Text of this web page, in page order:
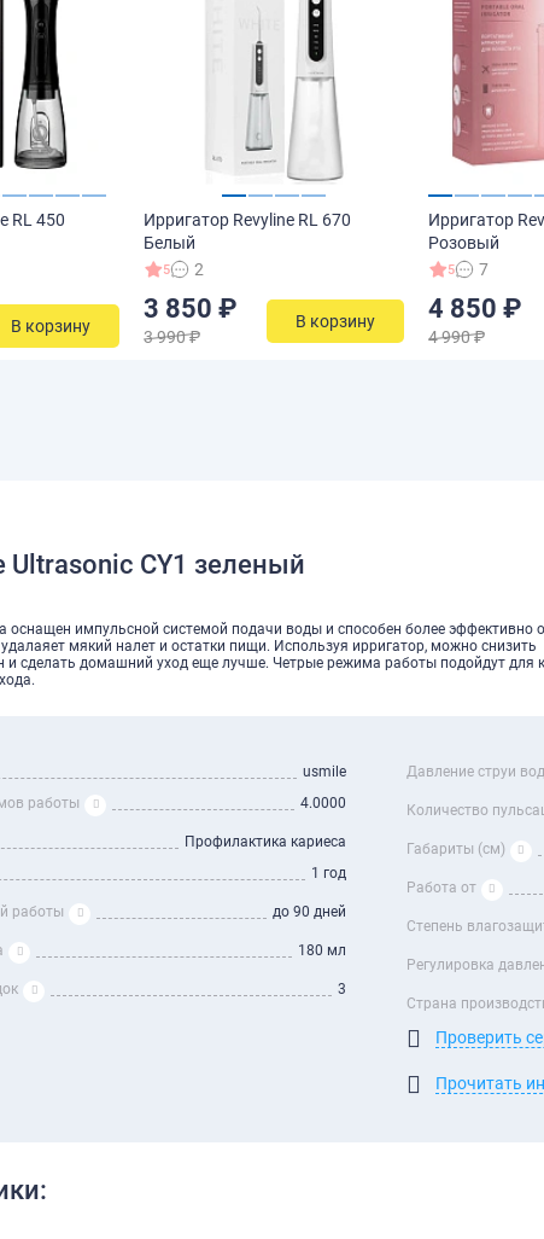
RL 450
В корзину
Ирригатор Revyline RL 670
Белый
5 2
3 850 ₽
3 990 ₽
В корзину
Ирригатор
Розовый
5 7
4 850 ₽
4 990 ₽
Ultrasonic CY1 зеленый
оснащен импульсной системой подачи воды и способен более эффективно
мякий налет и остатки пищи. Используя ирригатор, можно снизить
и сделать домашний уход еще лучше. Четрые режима работы подойдут для
usmile
работы
4.0000
Профилактика кариеса
1 год
работы до 90 дней
180 мл
3
Давление струи
Количество
Габариты (см)
Работа от
Степень
Регулировка
Страна
Проверить
Прочитать